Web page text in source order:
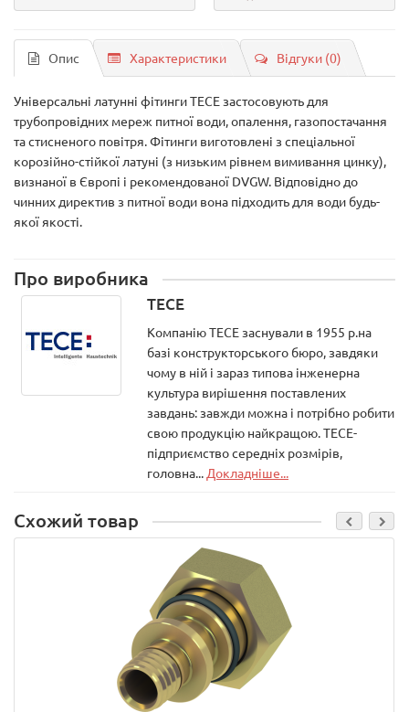
Опис Характеристики Відгуки (0)
Універсальні латунні фітинги TECE застосовують для
трубопровідних мереж питної води, опалення, газопостачання
та стисненого повітря. Фітинги виготовлені з спеціальної
корозійно-стійкої латуні (з низьким рівнем вимивання цинку),
визнаної в Європі і рекомендованої DVGW. Відповідно до
чинних директив з питної води вона підходить для води будь-
якої якості.
Про виробника
TECE
Компанію ТЕСЕ заснували в 1955 р.на
базі конструкторського бюро, завдяки
чому в ній і зараз типова інженерна
культура вирішення поставлених
завдань: завжди можна і потрібно робити
свою продукцію найкращою. ТЕСЕ-
підприємство середніх розмірів,
головна... Докладніше...
Схожий товар